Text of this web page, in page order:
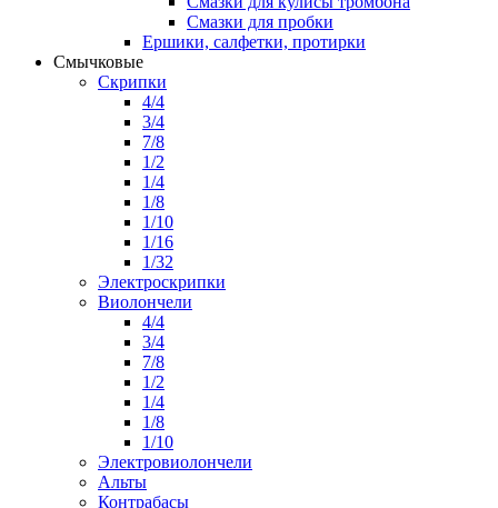
Смазки для пробки
Ершики, салфетки, протирки
Смычковые
Скрипки
4/4
3/4
7/8
1/2
1/4
1/8
1/10
1/16
1/32
Электроскрипки
Виолончели
4/4
3/4
7/8
1/2
1/4
1/8
1/10
Электровиолончели
Альты
Контрабасы